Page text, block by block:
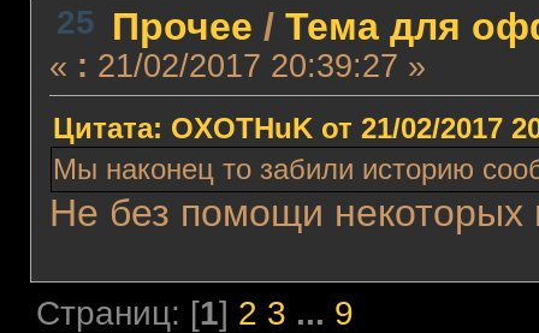
25 Прочее / Тема для
« : 21/02/2017 20:39:27 »
Цитата: OXOTHuK от 21/02/2017
Мы наконец то забили историю
Не без помощи
Страниц: [1] 2 3 ... 9